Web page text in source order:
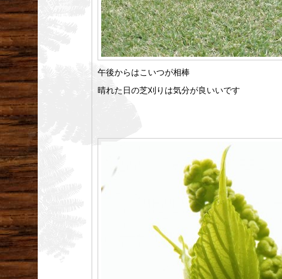
午後からはこいつが相棒
晴れた日の芝刈りは気分が良いいです